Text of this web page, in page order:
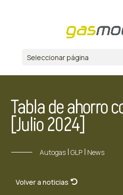
Seleccionar página
Tabla de ahorro
[Julio 2024]
Autogas| GLP| News
Volver a noticias